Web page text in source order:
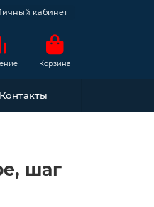
кабинет
Корзина
Контакты
шаг